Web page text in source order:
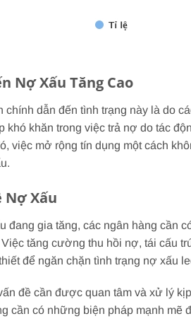
Nợ Xấu Tăng Cao
chính dẫn đến tình trạng này là do
khó khăn trong việc trả nợ do tác
việc mở rộng tín dụng một cách
Nợ Xấu
đang gia tăng, các ngân hàng cần
tăng cường thu hồi nợ, tái cấu
để ngăn chặn tình trạng nợ xấu
đề cần được quan tâm và xử lý
cần có những biện pháp mạnh mẽ